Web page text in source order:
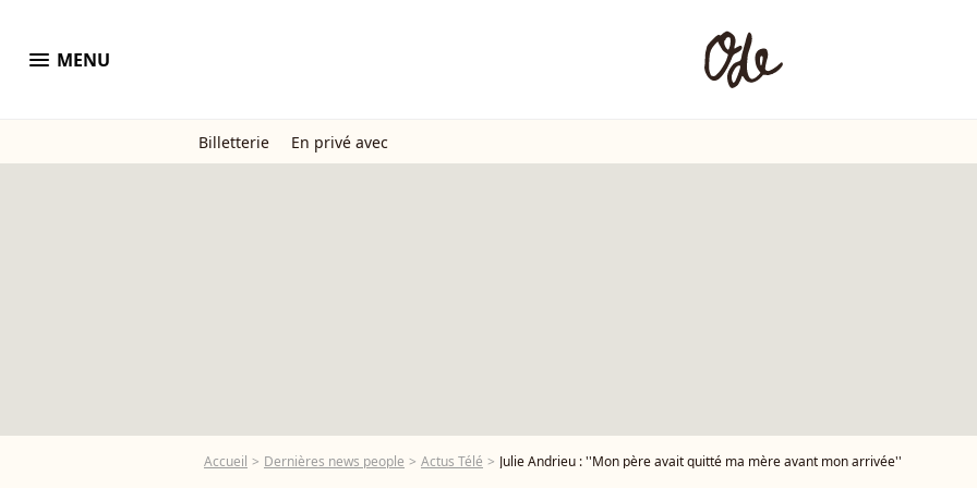
menu MENU
Billetterie En privé avec
Accueil Dernières news people Actus Télé Julie Andrieu : ''Mon père avait quitté ma mère avant mon arrivée''